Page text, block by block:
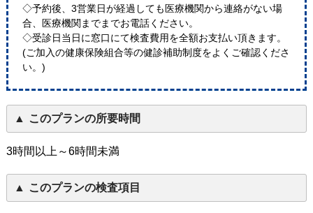
◇予約後、3営業日が経過しても医療機関から連絡がない場
合、医療機関までまでお電話ください。
◇受診日当日に窓口にて検査費用を全額お支払い頂きます。
(ご加入の健康保険組合等の健診補助制度をよくご確認くださ
い。)
このプランの所要時間
3時間以上～6時間未満
このプランの検査項目